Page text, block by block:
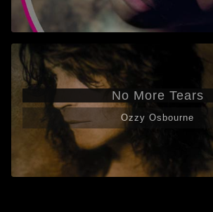
No More Tears
Ozzy Osbourne